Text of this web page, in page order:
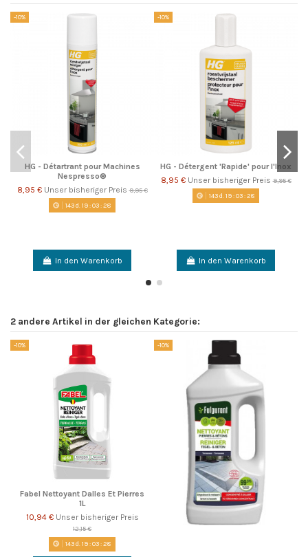
-10%
HG - Détartrant pour Machines
Nespresso®
8,95 € Unser bisheriger Preis9,95 €
143d. 19:03:27
In den Warenkorb
-10%
HG - Détergent 'Rapide' pour l'Inox
8,95 € Unser bisheriger Preis9,95 €
143d. 19:03:27
In den Warenkorb
2 andere Artikel in der gleichen Kategorie:
-10%
Fabel Nettoyant Dalles Et Pierres
1L
10,94 € Unser bisheriger Preis
12,15 €
143d. 19:03:27
-10%